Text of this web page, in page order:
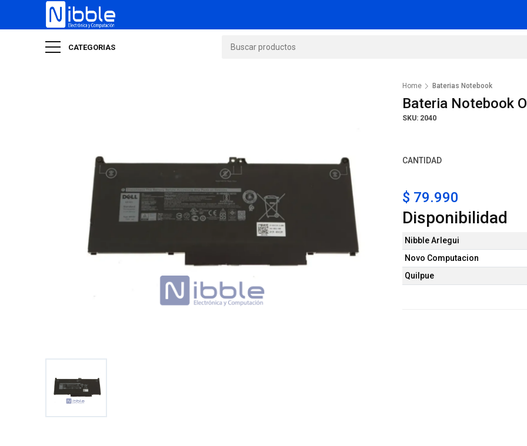
CATEGORIAS
Home Baterias Notebook
Bateria Notebook
SKU: 2040
CANTIDAD
$ 79.990
Disponibilidad
Nibble Arlegui
Novo Computacion
Quilpue